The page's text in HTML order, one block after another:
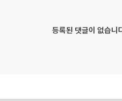
등록된 댓글이 없습니